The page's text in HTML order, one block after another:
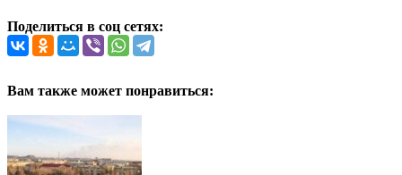
Поделиться в соц сетях:
Вам также может понравиться: